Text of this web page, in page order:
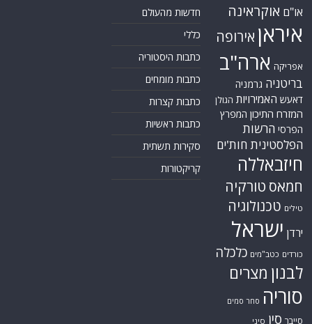
או"ם אוקראינה
איראן אירופה
אפריקה ארה"ב
בריטניה גרמניה
דאעש האמירויות הגולן
המזרח התיכון המפרץ
הפרסי הרשות
הפלסטינית חות'ים
חיזבאללה
חמאס טורקיה
טילים טכנולוגיה
ירדן ישראל
כורדים כטב"מים כלכלה
לבנון מצרים
סוריה סחר סמים
סייבר סין סיני
חדשות מהעולם
כללי
כתבות היסטוריה
כתבות מומחים
כתבות קצרות
כתבות ראשיות
סקירות תשתית
קריקטורות